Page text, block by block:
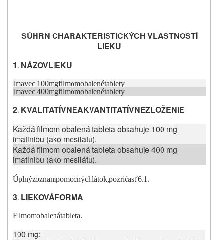
SÚHRN CHARAKTERISTICKÝCH VLASTNOSTÍ
LIEKU
1. NÁZOVLIEKU
Imavec 100mgfilmomobalenétablety
Imavec 400mgfilmomobalenétablety
2. KVALITATÍVNEAKVANTITATÍVNEZLOŽENIE
Každá filmom obalená tableta obsahuje 100 mg
imatinibu (ako mesilátu).
Každá filmom obalená tableta obsahuje 400 mg
imatinibu (ako mesilátu).
Úplnýzoznampomocnýchlátok,pozričasť6.1.
3. LIEKOVÁFORMA
Filmomobalenátableta.
100 mg: